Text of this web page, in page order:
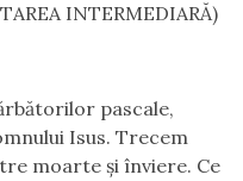
INTERMEDIARĂ)
pascale,
Isus. Trecem
moarte și înviere. Ce